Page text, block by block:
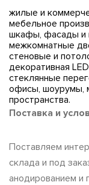
жилые и
мебельное
шкафы, фасады и
межкомнатные
стеновые и
декоративная
стеклянные
офисы, шоурумы,
пространства.
Поставка и
Поставляем
склада и под
анодированием и